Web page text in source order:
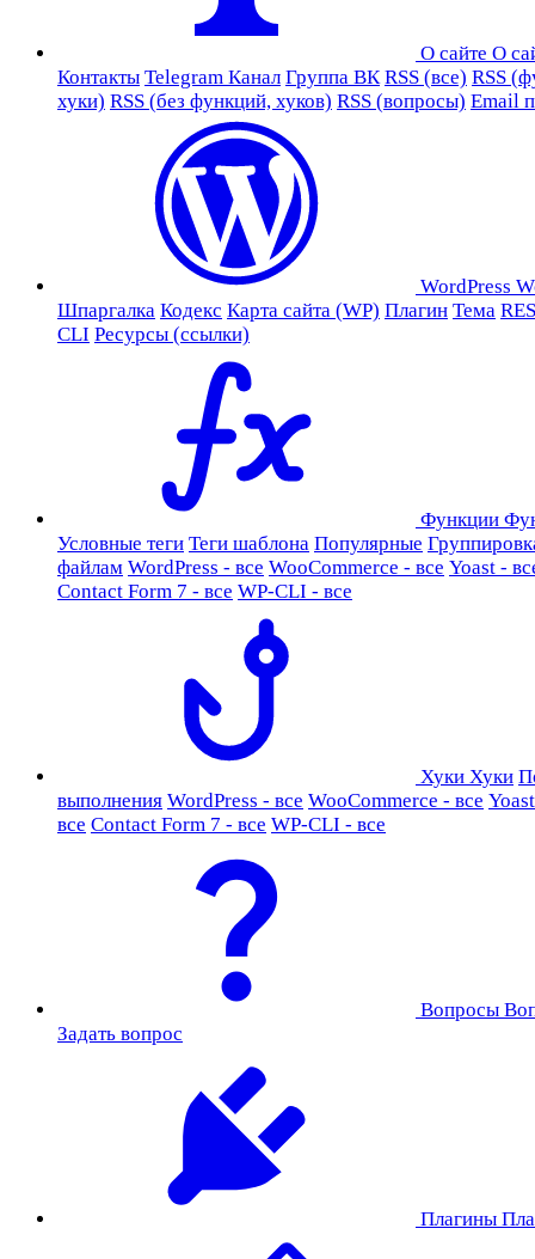
О сайте О
Контакты Telegram Канал Группа ВК RSS (все) RSS
хуки) RSS (без функций, хуков) RSS (вопросы) Email
WordPress
Шпаргалка Кодекс Карта сайта (WP) Плагин Тема
CLI Ресурсы (ссылки)
Функции
Условные теги Теги шаблона Популярные
файлам WordPress - все WooCommerce - все Yoast -
Contact Form 7 - все WP-CLI - все
Хуки Хуки
выполнения WordPress - все WooCommerce - все
все Contact Form 7 - все WP-CLI - все
Вопросы
Задать вопрос
Плагины